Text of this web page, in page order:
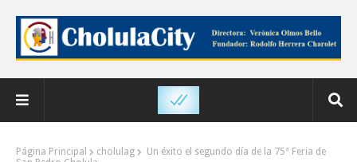
Página Principal cholulag
Un éxito el segundo día de la 75ª Feria de